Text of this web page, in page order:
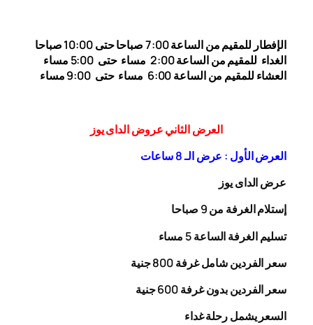
الإفطار للمقيم من الساعة 7:00 صباحا حتى 10:00
صباحا
الغداء للمقيم من الساعة 2:00 مساء حتى
5:00 مساء
العشاء للمقيم من الساعة 6:00 مساء حتى 9:00 مساء
العرض الثاني عروض الداى يوز
العرض الأول : عرض الـ 8 ساعات
عرض الداى يوز
إستلام الغرفة من 9 صباحا
تسليم الغرفة الساعة 5 مساء
سعر الفردين شامل غرفة
800 جنية
سعر الفردين بدون غرفة
600 جنية
السعر يشمل رحلةغداء